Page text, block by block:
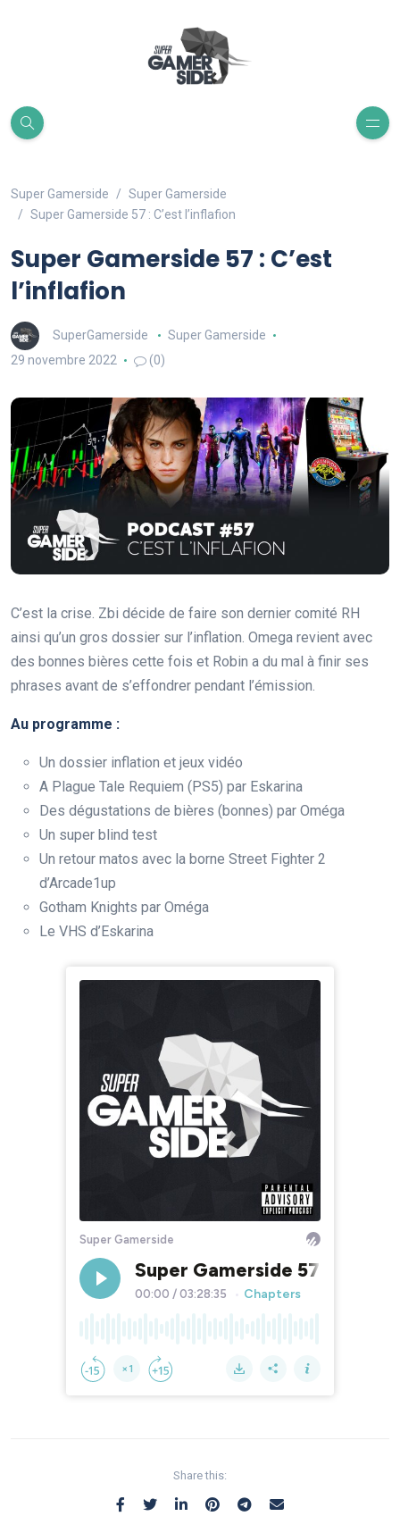
Super Gamerside
Super Gamerside
Super Gamerside 57 : C’est l’inflafion
Super Gamerside 57 : C’est
l’inflafion
SuperGamerside
Super Gamerside
29 novembre 2022
(0)
C’est la crise. Zbi décide de faire son dernier comité RH
ainsi qu’un gros dossier sur l’inflation. Omega revient avec
des bonnes bières cette fois et Robin a du mal à finir ses
phrases avant de s’effondrer pendant l’émission.
Au programme :
Un dossier inflation et jeux vidéo
A Plague Tale Requiem (PS5) par Eskarina
Des dégustations de bières (bonnes) par Oméga
Un super blind test
Un retour matos avec la borne Street Fighter 2
d’Arcade1up
Gotham Knights par Oméga
Le VHS d’Eskarina
Share this: